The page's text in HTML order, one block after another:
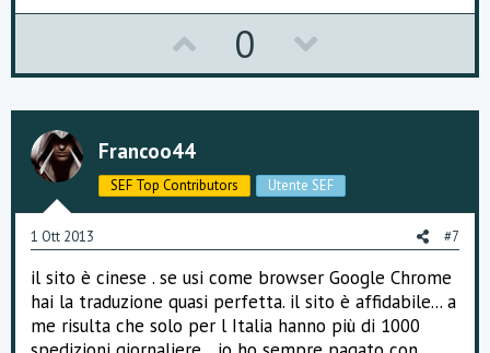
p
v
t
e
0
o
w
v
o
t
e
Francoo44
SEF Top Contributors Utente SEF
1 Ott 2013 #7
il sito è cinese . se usi come browser Google Chrome
hai la traduzione quasi perfetta. il sito è affidabile... a
me risulta che solo per l Italia hanno più di 1000